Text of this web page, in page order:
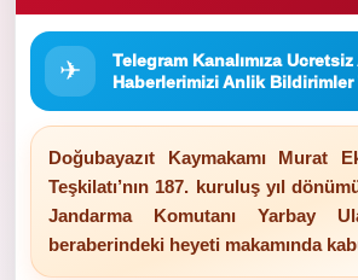
✈
Telegram Kanalımıza
Haberlerimizi Anlik Bildirimler
Doğubayazıt Kaymakamı Murat
Teşkilatı’nın 187. kuruluş yıl
Jandarma Komutanı Yarbay
beraberindeki heyeti makamında